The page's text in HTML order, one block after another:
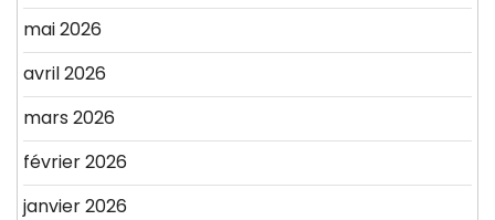
mai 2026
avril 2026
mars 2026
février 2026
janvier 2026